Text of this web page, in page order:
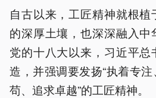
自古以来，工匠精神就根
的深厚土壤，也深深融入中
党的十八大以来，习近平
造，并强调要发扬“执着专
苟、追求卓越”的工匠精神。